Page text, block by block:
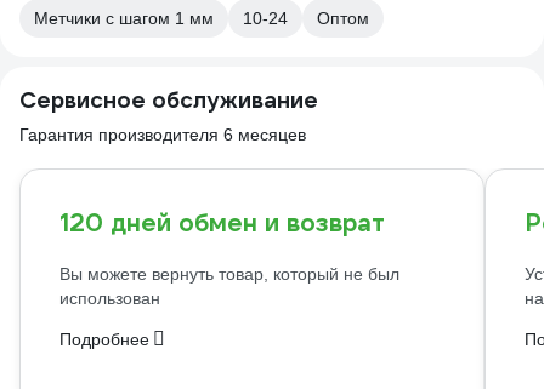
Метчики с шагом 1 мм
10-24 Оптом
Сервисное обслуживание
Гарантия производителя 6 месяцев
120 дней обмен и возврат
Вы можете вернуть товар, который не был
использован
Подробнее